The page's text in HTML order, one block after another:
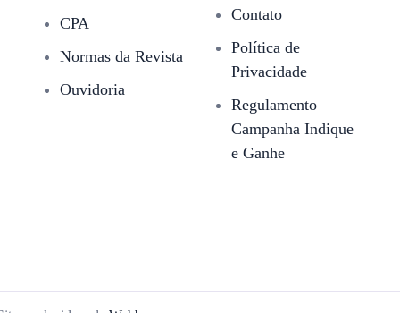
CPA
Normas da Revista
Ouvidoria
Contato
Política de
Privacidade
Regulamento
Campanha Indique
e Ganhe